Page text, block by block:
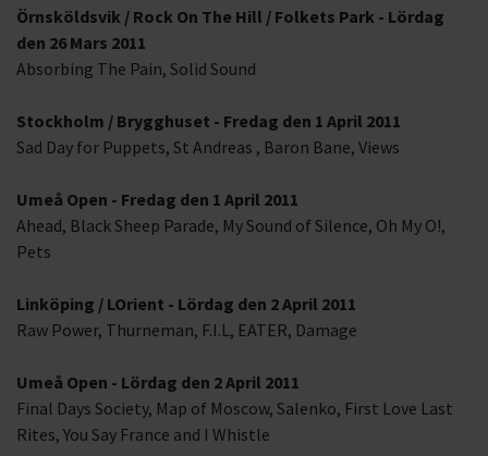
Örnsköldsvik / Rock On The Hill / Folkets Park - Lördag
den 26 Mars 2011
Absorbing The Pain, Solid Sound
Stockholm / Brygghuset - Fredag den 1 April 2011
Sad Day for Puppets, St Andreas , Baron Bane, Views
Umeå Open - Fredag den 1 April 2011
Ahead, Black Sheep Parade, My Sound of Silence, Oh My O!,
Pets
Linköping / LOrient - Lördag den 2 April 2011
Raw Power, Thurneman, F.I.L, EATER, Damage
Umeå Open - Lördag den 2 April 2011
Final Days Society, Map of Moscow, Salenko, First Love Last
Rites, You Say France and I Whistle